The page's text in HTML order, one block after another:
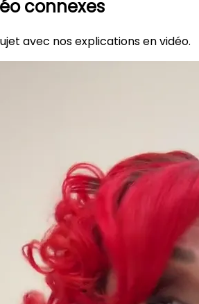
connexes
avec nos explications en vidéo.